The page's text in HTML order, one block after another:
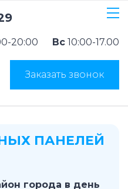
20:00 Вс 10:00-17.00
Заказать звонок
ПАНЕЛЕЙ
города в день